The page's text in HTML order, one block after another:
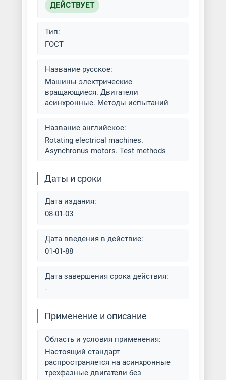
ДЕЙСТВУЕТ
Тип:
ГОСТ
Название русское:
Машины электрические
вращающиеся. Двигатели
асинхронные. Методы испытаний
Название английское:
Rotating electrical machines.
Asynchronus motors. Test methods
Даты и сроки
Дата издания:
08-01-03
Дата введения в действие:
01-01-88
Дата завершения срока действия:
-
Применение и описание
Область и условия применения:
Настоящий стандарт
распространяется на асинхронные
трехфазные двигатели без